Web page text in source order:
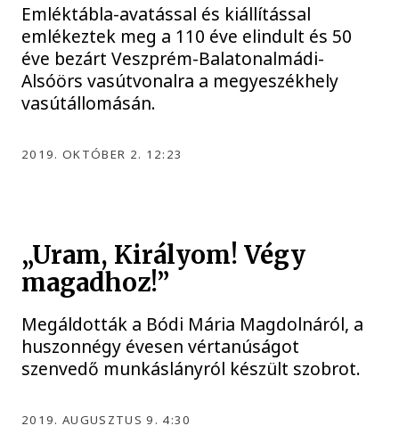
Emléktábla-avatással és kiállítással
emlékeztek meg a 110 éve elindult és 50
éve bezárt Veszprém-Balatonalmádi-
Alsóörs vasútvonalra a megyeszékhely
vasútállomásán.
2019. OKTÓBER 2. 12:23
„Uram, Királyom! Végy
magadhoz!”
Megáldották a Bódi Mária Magdolnáról, a
huszonnégy évesen vértanúságot
szenvedő munkáslányról készült szobrot.
2019. AUGUSZTUS 9. 4:30